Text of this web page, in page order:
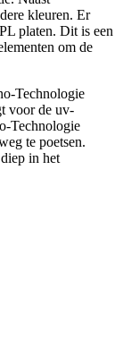
kleuren. Er
platen. Dit is een
om de
Technologie
voor de uv-
Technologie
te poetsen.
in het